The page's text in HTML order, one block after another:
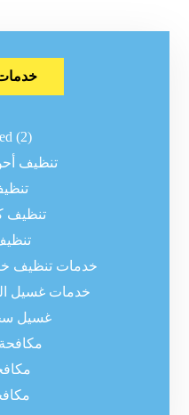
(2)
تنظيف
تنظيف
خدمات تنظيف
خدمات غسيل
غسيل